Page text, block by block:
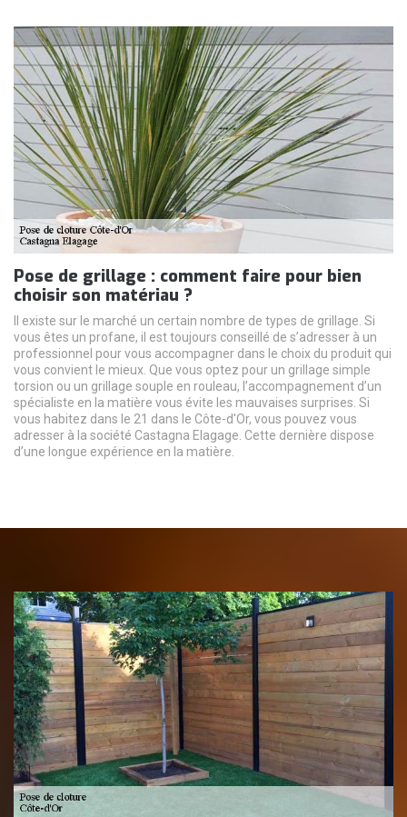
Pose de grillage : comment faire pour bien
choisir son matériau ?
Il existe sur le marché un certain nombre de types de grillage. Si
vous êtes un profane, il est toujours conseillé de s’adresser à un
professionnel pour vous accompagner dans le choix du produit qui
vous convient le mieux. Que vous optez pour un grillage simple
torsion ou un grillage souple en rouleau, l’accompagnement d’un
spécialiste en la matière vous évite les mauvaises surprises. Si
vous habitez dans le 21 dans le Côte-d'Or, vous pouvez vous
adresser à la société Castagna Elagage. Cette dernière dispose
d’une longue expérience en la matière.